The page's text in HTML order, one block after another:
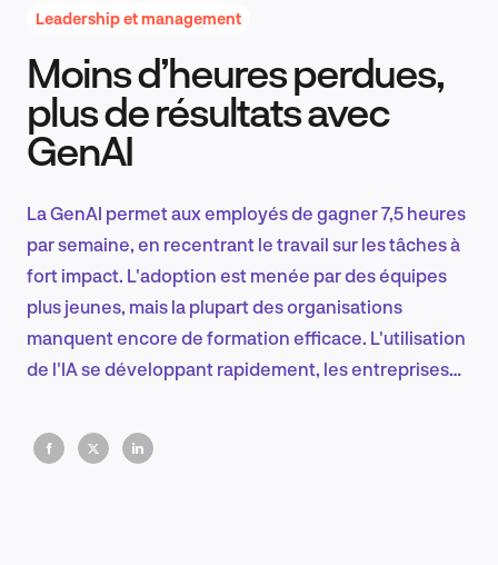
Recherche et conception produit
EN
Leadership et management
Moins d’heures perdues,
plus de résultats avec
GenAI
La GenAI permet aux employés de gagner 7,5 heures
par semaine, en recentrant le travail sur les tâches à
fort impact. L'adoption est menée par des équipes
plus jeunes, mais la plupart des organisations
manquent encore de formation efficace. L'utilisation
de l'IA se développant rapidement, les entreprises
stratégie de main-d'œuvre sont déjà à la traîne.